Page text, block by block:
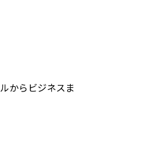
からビジネスま